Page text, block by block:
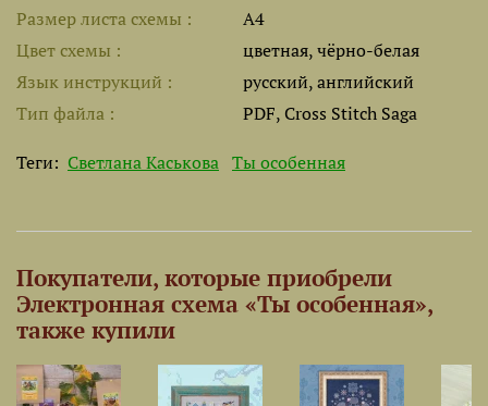
Размер листа cхемы
A4
Цвет схемы
цветная, чёрно-белая
Язык инструкций
русский, английский
Тип файла
PDF, Cross Stitch Saga
Теги: Светлана Каськова Ты особенная
Покупатели, которые приобрели
Электронная схема «Ты особенная»,
также купили